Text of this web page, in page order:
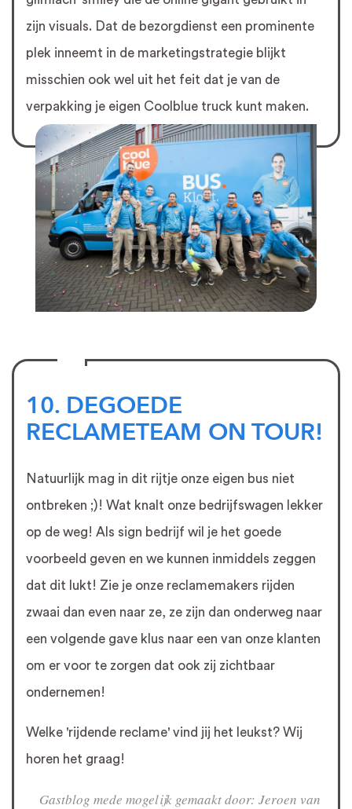
zijn visuals. Dat de bezorgdienst een prominente
plek inneemt in de marketingstrategie blijkt
misschien ook wel uit het feit dat je van de
verpakking je eigen Coolblue truck kunt maken.
10. DEGOEDE
RECLAMETEAM ON TOUR!
Natuurlijk mag in dit rijtje onze eigen bus niet
ontbreken ;)! Wat knalt onze bedrijfswagen lekker
op de weg! Als sign bedrijf wil je het goede
voorbeeld geven en we kunnen inmiddels zeggen
dat dit lukt! Zie je onze reclamemakers rijden
zwaai dan even naar ze, ze zijn dan onderweg naar
een volgende gave klus naar een van onze klanten
om er voor te zorgen dat ook zij zichtbaar
ondernemen!
Welke 'rijdende reclame' vind jij het leukst? Wij
horen het graag!
Gastblog mede mogelijk gemaakt door: Jeroen van